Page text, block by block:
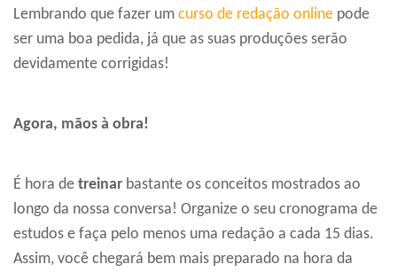
Lembrando que fazer um curso de redação online pode
ser uma boa pedida, já que as suas produções serão
devidamente corrigidas!
Agora, mãos à obra!
É hora de treinar bastante os conceitos mostrados ao
longo da nossa conversa! Organize o seu cronograma de
estudos e faça pelo menos uma redação a cada 15 dias.
Assim, você chegará bem mais preparado na hora da